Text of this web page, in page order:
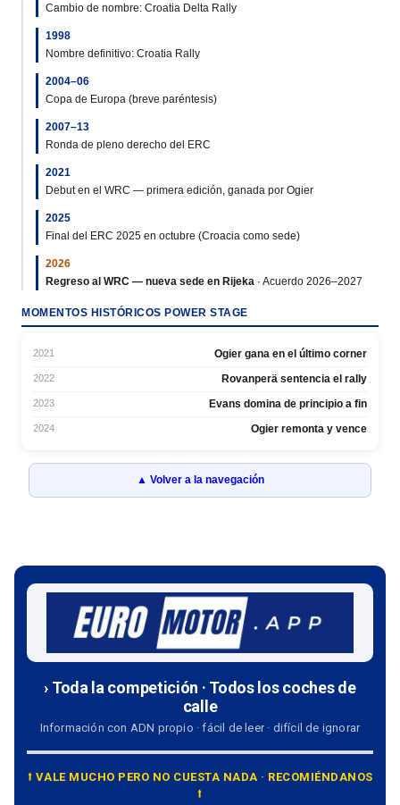
Cambio de nombre: Croatia Delta Rally
1998
Nombre definitivo: Croatia Rally
2004–06
Copa de Europa (breve paréntesis)
2007–13
Ronda de pleno derecho del ERC
2021
Debut en el WRC — primera edición, ganada por Ogier
2025
Final del ERC 2025 en octubre (Croacia como sede)
2026
Regreso al WRC — nueva sede en Rijeka · Acuerdo 2026–2027
MOMENTOS HISTÓRICOS POWER STAGE
2021 Ogier gana en el último corner
2022 Rovanperä sentencia el rally
2023 Evans domina de principio a fin
2024 Ogier remonta y vence
▲ Volver a la navegación
› Toda la competición · Todos los coches de
calle
Información con ADN propio · fácil de leer · difícil de ignorar
⭡ VALE MUCHO PERO NO CUESTA NADA · RECOMIÉNDANOS
⭡